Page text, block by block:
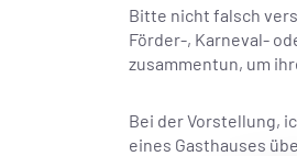
Bitte nicht falsch
Förder-, Karneval-
zusammentun, um
Bei der Vorstellung,
eines Gasthauses